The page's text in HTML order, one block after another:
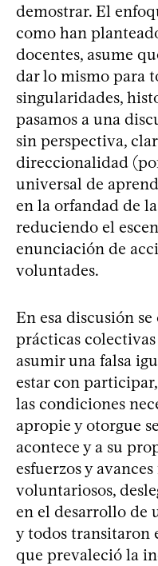
demostrar. El
como han
docentes, asume
dar lo mismo para
singularidades,
pasamos a una
sin perspectiva,
direccionalidad
universal de
en la orfandad de
reduciendo el
enunciación de
voluntades.
En esa discusión
prácticas
asumir una falsa
estar con
las condiciones
apropie y otorgue
acontece y a su
esfuerzos y
voluntariosos,
en el desarrollo de
y todos transitaron
que prevaleció la